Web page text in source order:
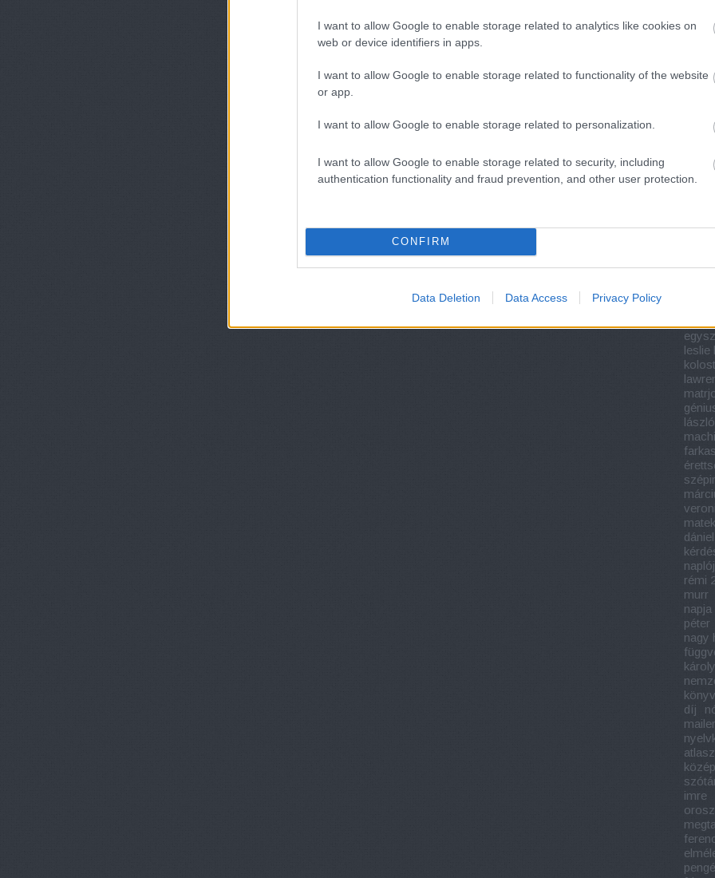
I want to allow Google to enable storage related to analytics like cookies on
web or device identifiers in apps.
I want to allow Google to enable storage related to functionality of the website
or app.
I want to allow Google to enable storage related to personalization.
I want to allow Google to enable storage related to security, including
authentication functionality and fraud prevention, and other user protection.
CONFIRM
Data Deletion Data Access Privacy Policy
jean
mór
frigyes
leslie
lászló
farkas
dániel
rémi
murr
napja
péter
nagy
károly
díj
mailer
atlasz
imre